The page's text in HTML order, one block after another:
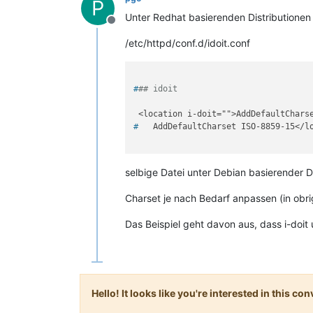
P
Offline
Unter Redhat basierenden
/etc/httpd/conf.d/idoit.conf
### idoit
# AddDefaultCharset ISO-8859-15</
selbige Datei unter Debian basierender
Charset je nach Bedarf anpassen (in
Das Beispiel geht davon aus, dass i-
Hello! It looks like you're interested in this